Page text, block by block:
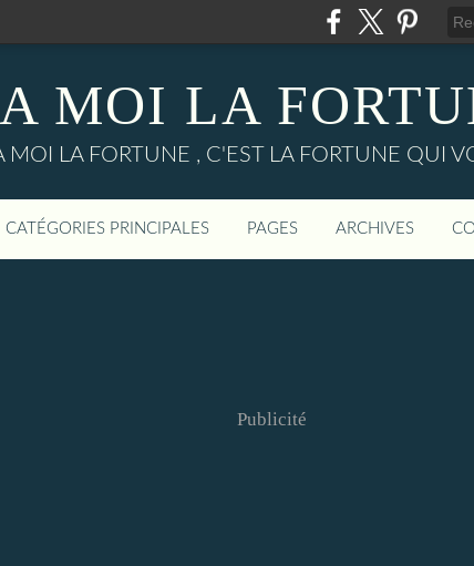
A MOI LA
MOI LA FORTUNE , C'EST LA FORTUNE QUI
CATÉGORIES PRINCIPALES PAGES ARCHIVES
Publicité